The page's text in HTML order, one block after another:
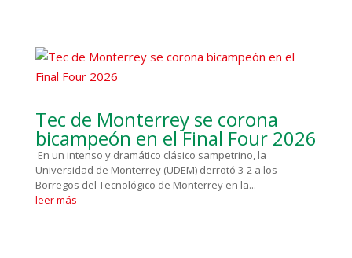
Tec de Monterrey se corona
bicampeón en el Final Four 2026
En un intenso y dramático clásico sampetrino, la
Universidad de Monterrey (UDEM) derrotó 3-2 a los
Borregos del Tecnológico de Monterrey en la...
leer más